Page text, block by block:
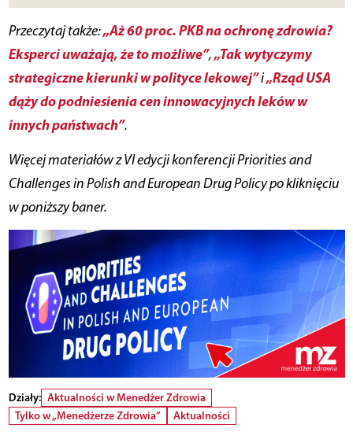
Przeczytaj także:„Aż 60 proc. PKB na ochronę zdrowia?
Eksperci uważają, że to możliwe”,„Tak wytyczymy
strategiczne kierunki w polityce lekowej”i„Rząd USA
dąży do podniesienia cen innowacyjnych leków w
innych państwach”.
Więcej materiałów z VI edycji konferencji Priorities and
Challenges in Polish and European Drug Policy po kliknięciu
w poniższy baner.
Działy: Aktualności w Menedżer Zdrowia
Tylko w „Menedżerze Zdrowia”
Aktualności